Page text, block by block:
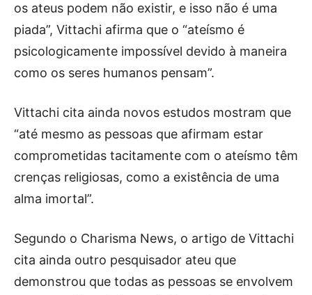
os ateus podem não existir, e isso não é uma
piada”, Vittachi afirma que o “ateísmo é
psicologicamente impossível devido à maneira
como os seres humanos pensam”.
Vittachi cita ainda novos estudos mostram que
“até mesmo as pessoas que afirmam estar
comprometidas tacitamente com o ateísmo têm
crenças religiosas, como a existência de uma
alma imortal”.
Segundo o Charisma News, o artigo de Vittachi
cita ainda outro pesquisador ateu que
demonstrou que todas as pessoas se envolvem